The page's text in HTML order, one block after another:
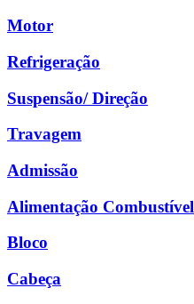
Motor
Refrigeração
Suspensão/ Direção
Travagem
Admissão
Alimentação Combustível
Bloco
Cabeça